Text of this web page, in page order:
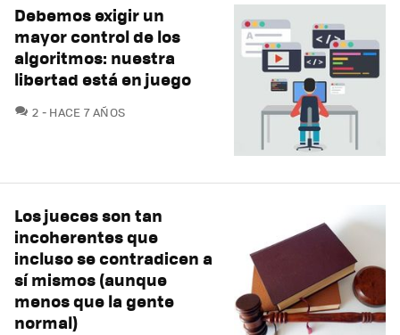
Debemos exigir un
mayor control de los
algoritmos: nuestra
libertad está en juego
2 COMENTARIOS
HACE 7 AÑOS
Los jueces son tan
incoherentes que
incluso se contradicen a
sí mismos (aunque
menos que la gente
normal)